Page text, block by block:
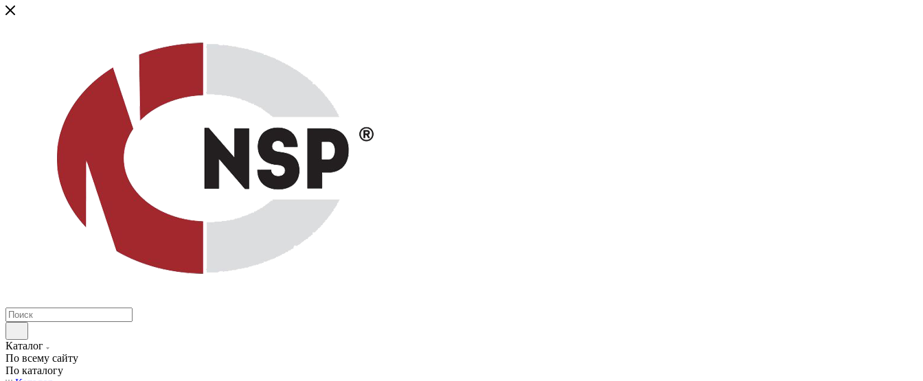
Каталог
По всему сайту
По каталогу